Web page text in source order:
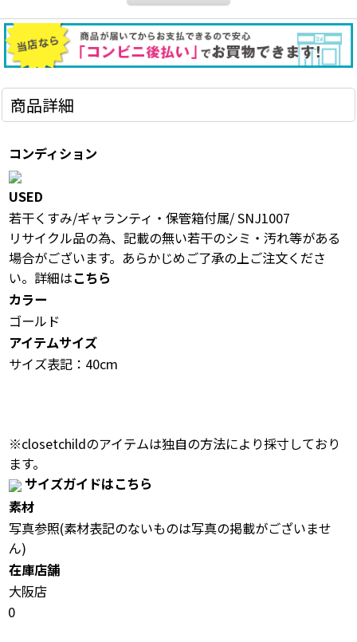
商品詳細
コンディション
USED
若干くすみ/ギャランティ・保管箱付属/ SNJ1007
リサイクル品の為、記載の無い若干のシミ・汚れ等がある
場合がございます。あらかじめご了承の上ご注文くださ
い。詳細はこちら
カラー
ゴールド
アイテムサイズ
サイズ表記：40cm
※closetchildのアイテムは独自の方法により採寸しており
ます。
サイズガイドはこちら
素材
写真参照(素材表記のないものは写真の掲載がございませ
ん)
在庫店舗
大阪店
0